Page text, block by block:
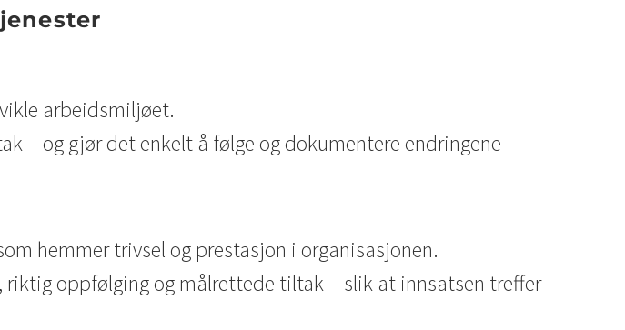
arbeidsmiljøet.
– og gjør det enkelt å følge og dokumentere endringene
hemmer trivsel og prestasjon i organisasjonen.
oppfølging og målrettede tiltak – slik at innsatsen treffer